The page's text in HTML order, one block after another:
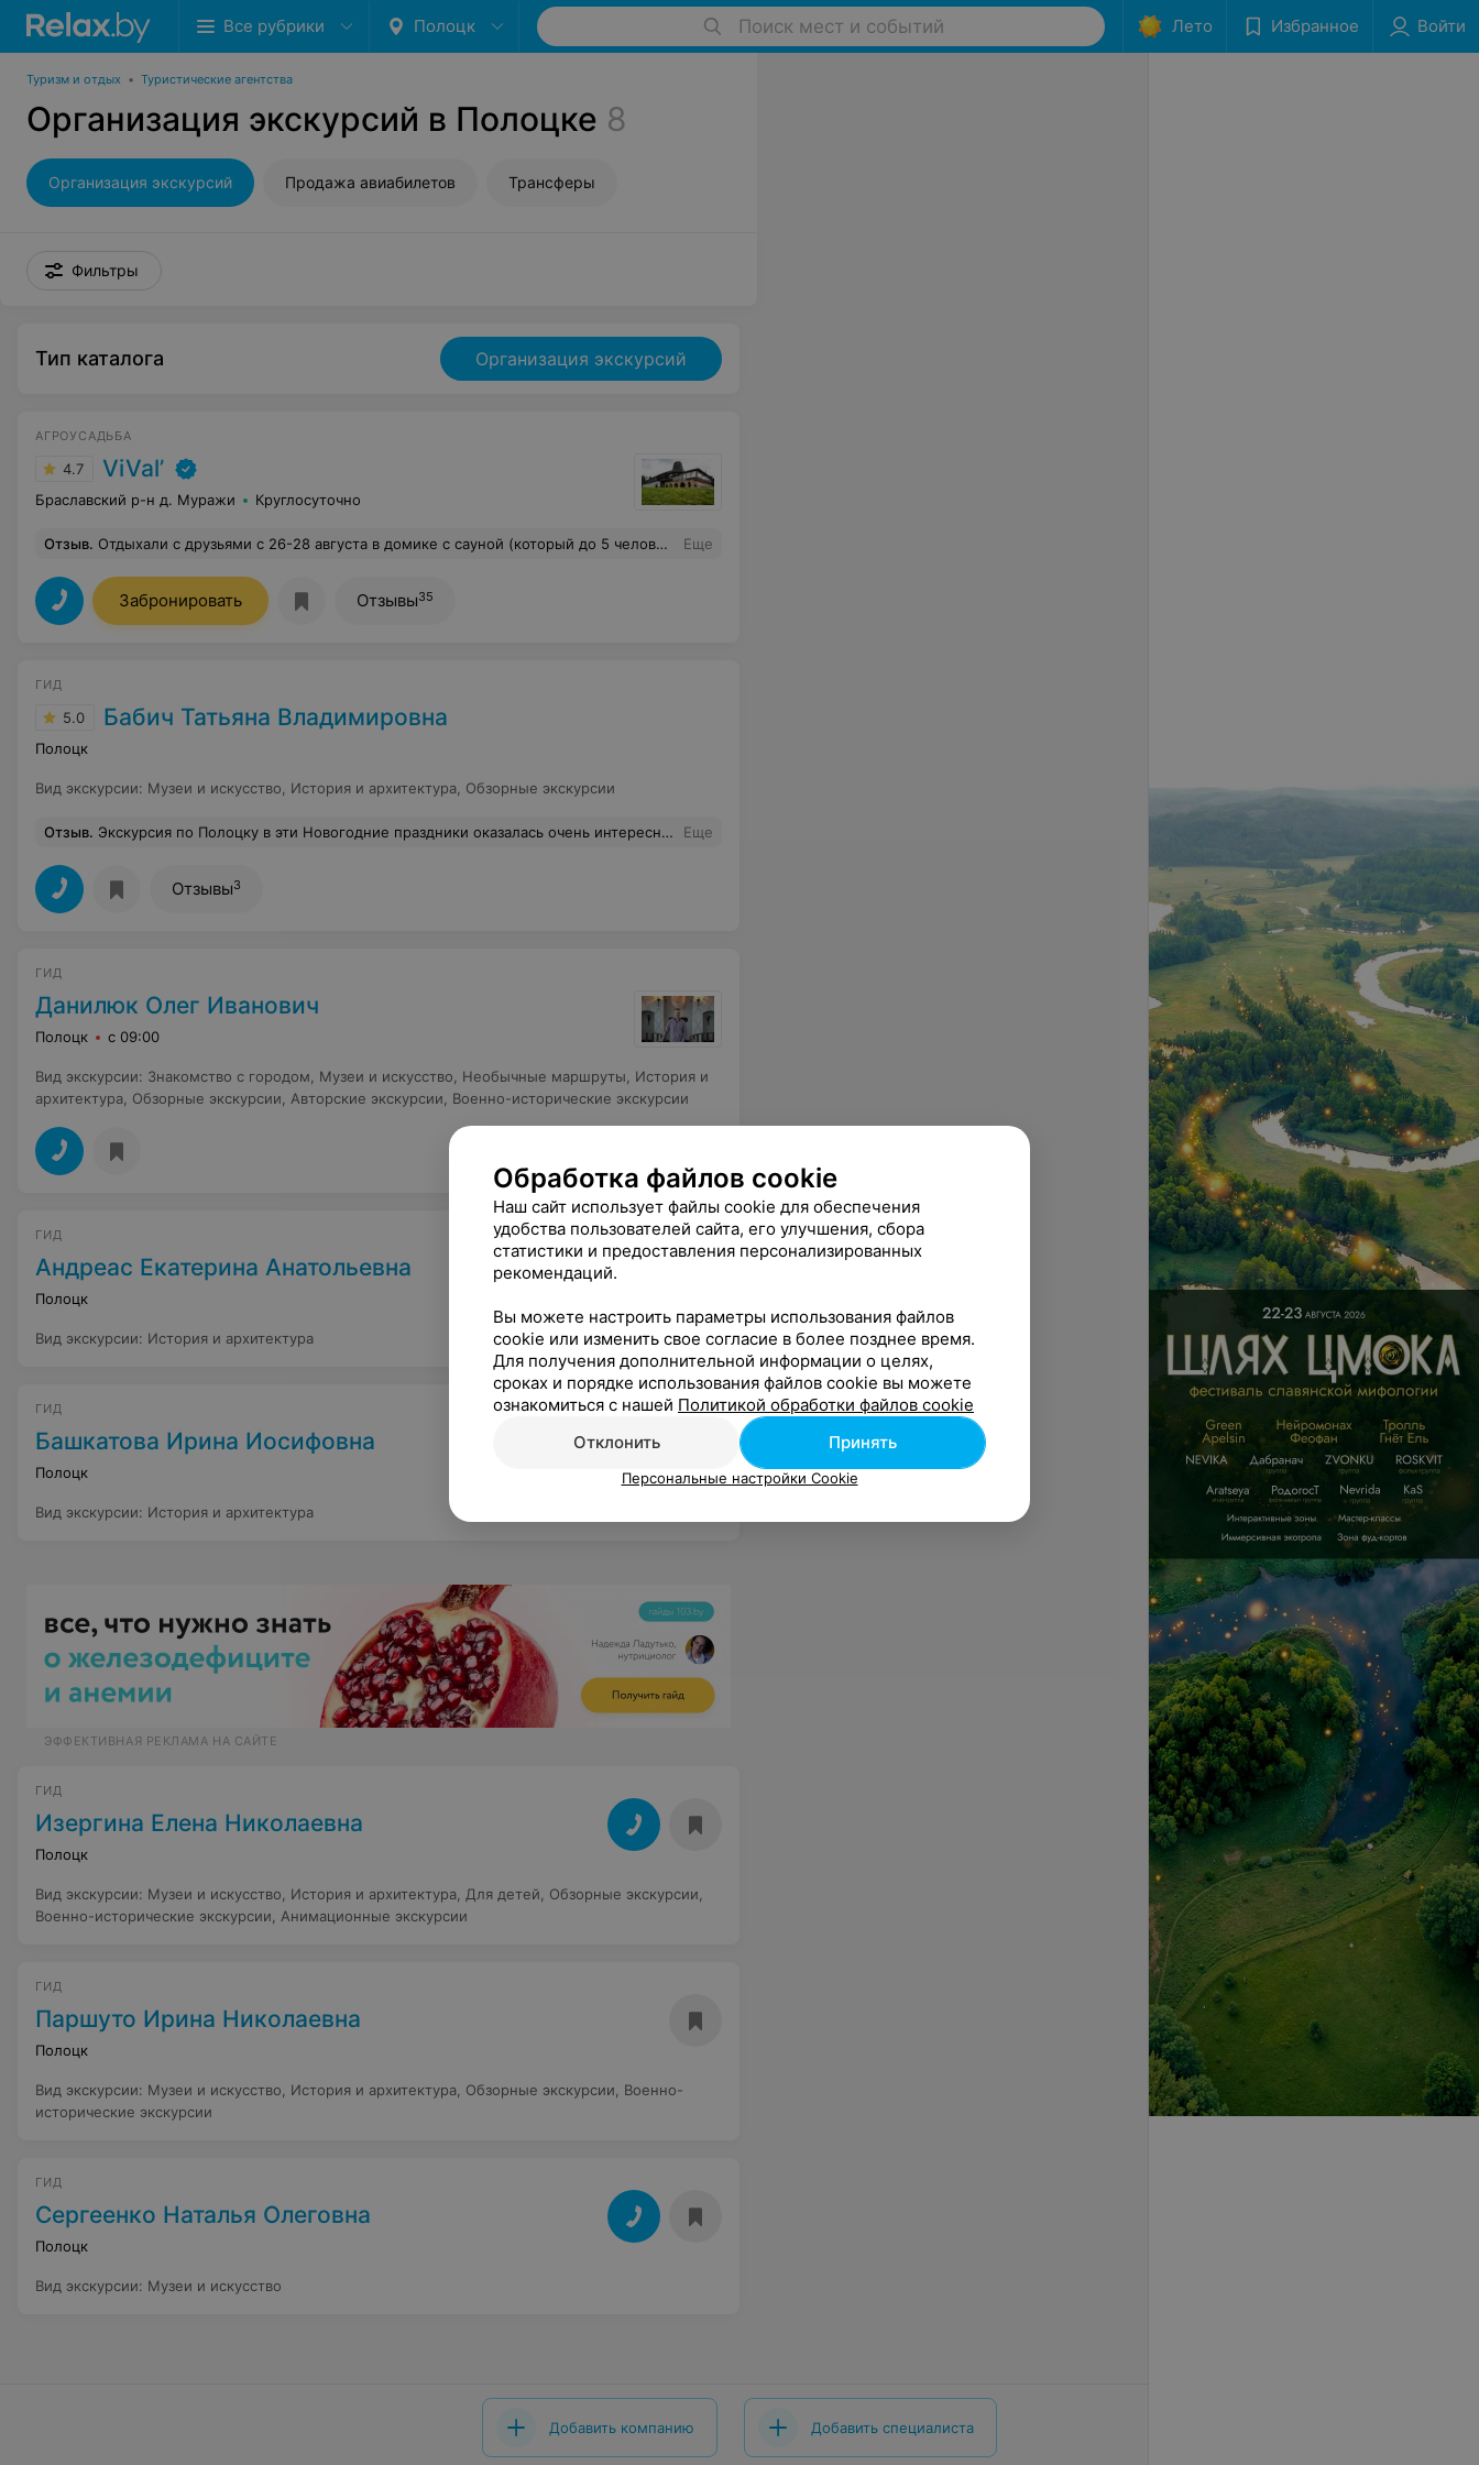
Все рубрики Полоцк Поиск мест и событий Лето Избранное Войти
Туризм и отдых • Туристические агентства
Организация экскурсий в Полоцке 8
Организация экскурсий Продажа авиабилетов Трансферы
Фильтры
Тип каталога Организация экскурсий
АГРОУСАДЬБА
4.7 ViVal’
Браславский р-н д. Муражи Круглосуточно
Отзыв. Отдыхали с друзьями с 26-28 августа в домике с сауной (который до 5 человек). Скажу честно, результат превзошёл ожидания! Домики аккуратные, все чисто. В домиках есть все необходимое: посуда, холодильники (было даже 2), кастрюли, телевизор, вай-фай (кстати хорошо ловил). Нужно было взять только свои полотенца, угли и решетку/шампуры. Но нас об этом предупредили заранее. Также воспользовались сауной. Территория ухоженная, есть новая площадка для детей, батут. Бесплатно катались на велосипедах, катамаранах, лодке, которые предоставляет Виваль. Буквально в пару минутах от домика озеро. Вода чистая, есть понтон. Спасибо за отдых! Еще
Забронировать Отзывы35
ГИД
5.0 Бабич Татьяна Владимировна
Полоцк
Вид экскурсии: Музеи и искусство История и архитектура Обзорные экскурсии
Отзыв. Экскурсия по Полоцку в эти Новогодние праздники оказалась очень интересна и детям и взрослым . И «виной» тому наш замечательный экскурсовод Татьяна ! А погода была приятным дополнением к её интересному и неравнодушному рассказу о городе и людях . Даже благодарны судьбе , что экскурсовод Сергей оказался занят в эти дни и передал нас Татьяне ! Огромное спасибо ! Еще
Отзывы3
ГИД
Данилюк Олег Иванович
Полоцк с 09:00
Вид экскурсии: Знакомство с городом Музеи и искусство Необычные маршруты
История и
архитектура Обзорные экскурсии Авторские экскурсии Военно-исторические экскурсии
ГИД
Андреас Екатерина Анатольевна
Полоцк
Вид экскурсии: История и архитектура
ГИД
Башкатова Ирина Иосифовна
Полоцк
Вид экскурсии: История и архитектура
ЭФФЕКТИВНАЯ РЕКЛАМА НА САЙТЕ
ГИД
Изергина Елена Николаевна
Полоцк
Вид экскурсии: Музеи и искусство История и архитектура Для детей Обзорные экскурсии
Военно-исторические экскурсии
Анимационные экскурсии
ГИД
Паршуто Ирина Николаевна
Полоцк
Вид экскурсии: Музеи и искусство История и архитектура Обзорные экскурсии
Военно-
исторические экскурсии
ГИД
Сергеенко Наталья Олеговна
Полоцк
Вид экскурсии: Музеи и искусство
Добавить компанию Добавить специалиста
Обработка файлов cookie
Наш сайт использует файлы cookie для обеспечения
удобства пользователей сайта, его улучшения, сбора
статистики и предоставления персонализированных
рекомендаций.
Вы можете настроить параметры использования файлов
cookie или изменить свое согласие в более позднее время.
Для получения дополнительной информации о целях,
сроках и порядке использования файлов cookie вы можете
ознакомиться с нашей Политикой обработки файлов cookie
Отклонить
Принять
Персональные настройки Cookie